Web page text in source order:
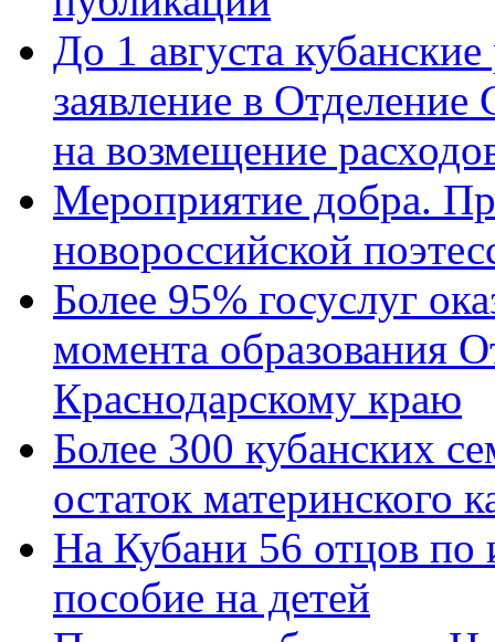
До 1 августа
заявление в
на возмещение
Мероприятие добра.
новороссийской
Более 95% госуслуг
момента образования
Краснодарскому краю
Более 300 кубанских
остаток материнского
На Кубани 56 отцов по
пособие на детей